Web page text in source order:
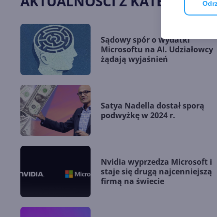
Sądowy spór o wydatki
Microsoftu na AI. Udziałowcy
żądają wyjaśnień
Satya Nadella dostał sporą
podwyżkę w 2024 r.
Nvidia wyprzedza Microsoft i
staje się drugą najcenniejszą
firmą na świecie